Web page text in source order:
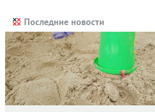
Последние новости